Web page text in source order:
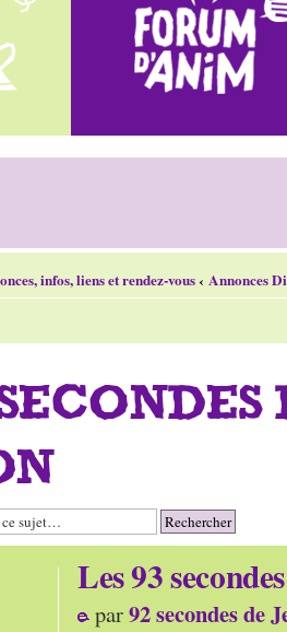
infos, liens et rendez-vous‹ Annonces
Les 93
par92 secondes de